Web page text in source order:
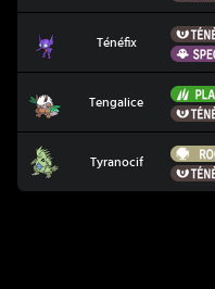
Ténéfix
Tengalice
Tyranocif